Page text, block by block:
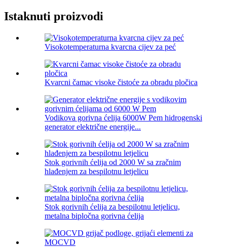
Istaknuti proizvodi
Visokotemperaturna kvarcna cijev za peć
Kvarcni čamac visoke čistoće za obradu pločica
Vodikova gorivna ćelija 6000W Pem hidrogenski
generator električne energije...
Stok gorivnih ćelija od 2000 W sa zračnim
hlađenjem za bespilotnu letjelicu
Stok gorivnih ćelija za bespilotnu letjelicu,
metalna bipločna gorivna ćelija